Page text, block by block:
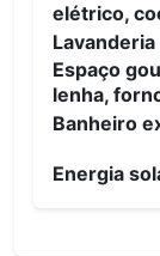
elétrico,
Espaço
lenha,
Banheiro
Energia